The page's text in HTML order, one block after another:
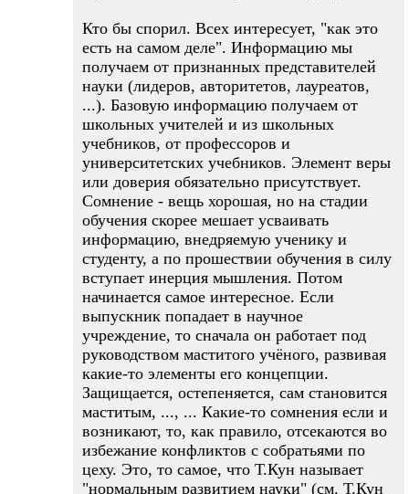
Кто бы спорил. Всех интересует, "как это
есть на самом деле". Информацию мы
получаем от признанных представителей
науки (лидеров, авторитетов, лауреатов,
...). Базовую информацию получаем от
школьных учителей и из школьных
учебников, от профессоров и
университетских учебников. Элемент веры
или доверия обязательно присутствует.
Сомнение - вещь хорошая, но на стадии
обучения скорее мешает усваивать
информацию, внедряемую ученику и
студенту, а по прошествии обучения в силу
вступает инерция мышления. Потом
начинается самое интересное. Если
выпускник попадает в научное
учреждение, то сначала он работает под
руководством маститого учёного, развивая
какие-то элементы его концепции.
Защищается, остепеняется, сам становится
маститым, ..., ... Какие-то сомнения если и
возникают, то, как правило, отсекаются во
избежание конфликтов с собратьями по
цеху. Это, то самое, что Т.Кун называет
"нормальным развитием науки" (см. Т.Кун